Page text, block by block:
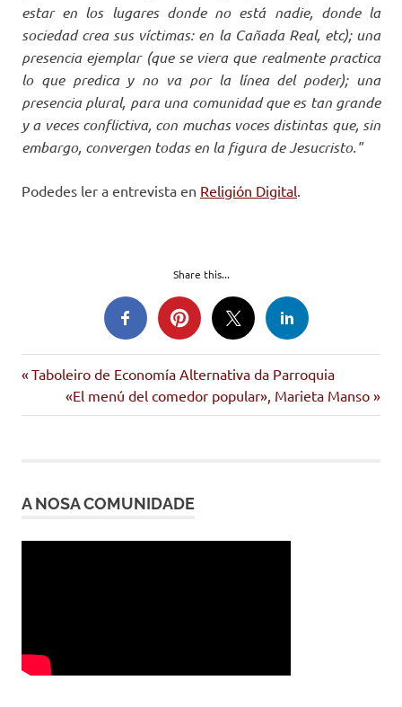
estar en los lugares donde no está nadie, donde la
sociedad crea sus víctimas: en la Cañada Real, etc); una
presencia ejemplar (que se viera que realmente practica
lo que predica y no va por la línea del poder); una
presencia plural, para una comunidad que es tan grande
y a veces conflictiva, con muchas voces distintas que, sin
embargo, convergen todas en la figura de Jesucristo."
Podedes ler a entrevista en Religión Digital
Share this...
Navegación
de
Entrada
anterior:
Taboleiro de Economía Alternativa da Parroquia
Siguiente
entrada:
«El menú del comedor popular», Marieta Manso
A NOSA COMUNIDADE